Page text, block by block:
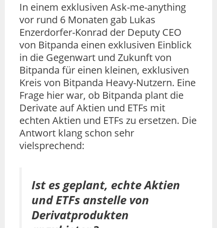
In einem exklusiven Ask-me-anything
vor rund 6 Monaten gab Lukas
Enzerdorfer-Konrad der Deputy CEO
von Bitpanda einen exklusiven Einblick
in die Gegenwart und Zukunft von
Bitpanda für einen kleinen, exklusiven
Kreis von Bitpanda Heavy-Nutzern. Eine
Frage hier war, ob Bitpanda plant die
Derivate auf Aktien und ETFs mit
echten Aktien und ETFs zu ersetzen. Die
Antwort klang schon sehr
vielsprechend:
Ist es geplant, echte Aktien
und ETFs anstelle von
Derivatprodukten